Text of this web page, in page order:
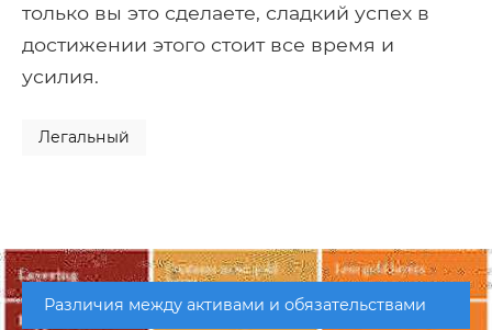
только вы это сделаете, сладкий успех в
достижении этого стоит все время и
усилия.
Легальный
Различия между активами и обязательствами